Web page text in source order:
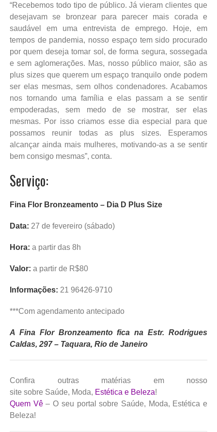
“Recebemos todo tipo de público. Já vieram clientes que
desejavam se bronzear para parecer mais corada e
saudável em uma entrevista de emprego. Hoje, em
tempos de pandemia, nosso espaço tem sido procurado
por quem deseja tomar sol, de forma segura, sossegada
e sem aglomerações. Mas, nosso público maior, são as
plus sizes que querem um espaço tranquilo onde podem
ser elas mesmas, sem olhos condenadores. Acabamos
nos tornando uma família e elas passam a se sentir
empoderadas, sem medo de se mostrar, ser elas
mesmas. Por isso criamos esse dia especial para que
possamos reunir todas as plus sizes. Esperamos
alcançar ainda mais mulheres, motivando-as a se sentir
bem consigo mesmas”, conta.
Serviço:
Fina Flor Bronzeamento – Dia D Plus Size
Data: 27 de fevereiro (sábado)
Hora: a partir das 8h
Valor: a partir de R$80
Informações: 21 96426-9710
***Com agendamento antecipado
A Fina Flor Bronzeamento fica na Estr. Rodrigues
Caldas, 297 – Taquara, Rio de Janeiro
Confira outras matérias em nosso
site sobre Saúde, Moda, Estética e Beleza!
Quem Vê– O seu portal sobre Saúde, Moda, Estética e
Beleza!